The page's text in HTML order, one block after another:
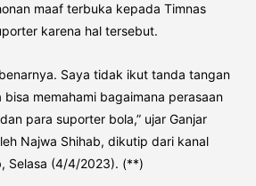
maaf terbuka kepada Timnas
karena hal tersebut.
Saya tidak ikut tanda tangan
memahami bagaimana perasaan
para suporter bola,” ujar Ganjar
Najwa Shihab, dikutip dari kanal
Selasa (4/4/2023). (**)